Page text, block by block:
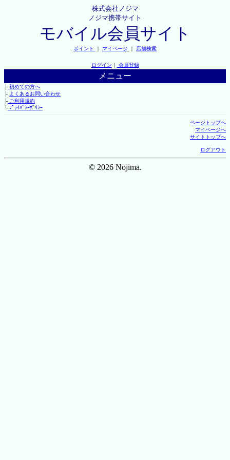
株式会社ノジマ
ノジマ携帯サイト
モバイル会員サイト
ポイント ｜ マイページ ｜ 店舗検索
ログイン ｜ 会員登録
メニュー
├初めての方へ
├ よくあるお問い合わせ
├ご利用規約
└ﾌﾟﾗｲﾊﾞｼｰﾎﾟﾘｼｰ
ページトップへ
マイページへ
サイトトップへ
ログアウト
© 2026 Nojima.